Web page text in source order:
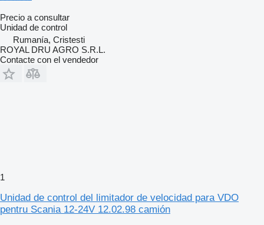
Precio a consultar
Unidad de control
Rumanía, Cristesti
ROYAL DRU AGRO S.R.L.
Contacte con el vendedor
1
Unidad de control del limitador de velocidad para VDO
pentru Scania 12-24V 12.02.98 camión